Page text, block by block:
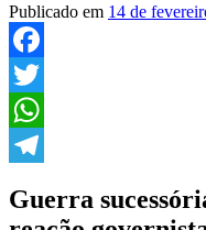
Publicado em 14 de
Facebook
Twitter
WhatsApp
Guerra